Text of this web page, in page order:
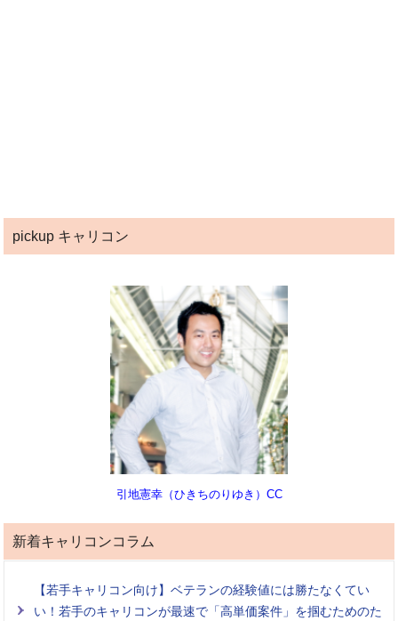
pickup キャリコン
引地憲幸（ひきちのりゆき）CC
新着キャリコンコラム
【若手キャリコン向け】ベテランの経験値には勝たなくてい
い！若手のキャリコンが最速で「高単価案件」を掴むためのた